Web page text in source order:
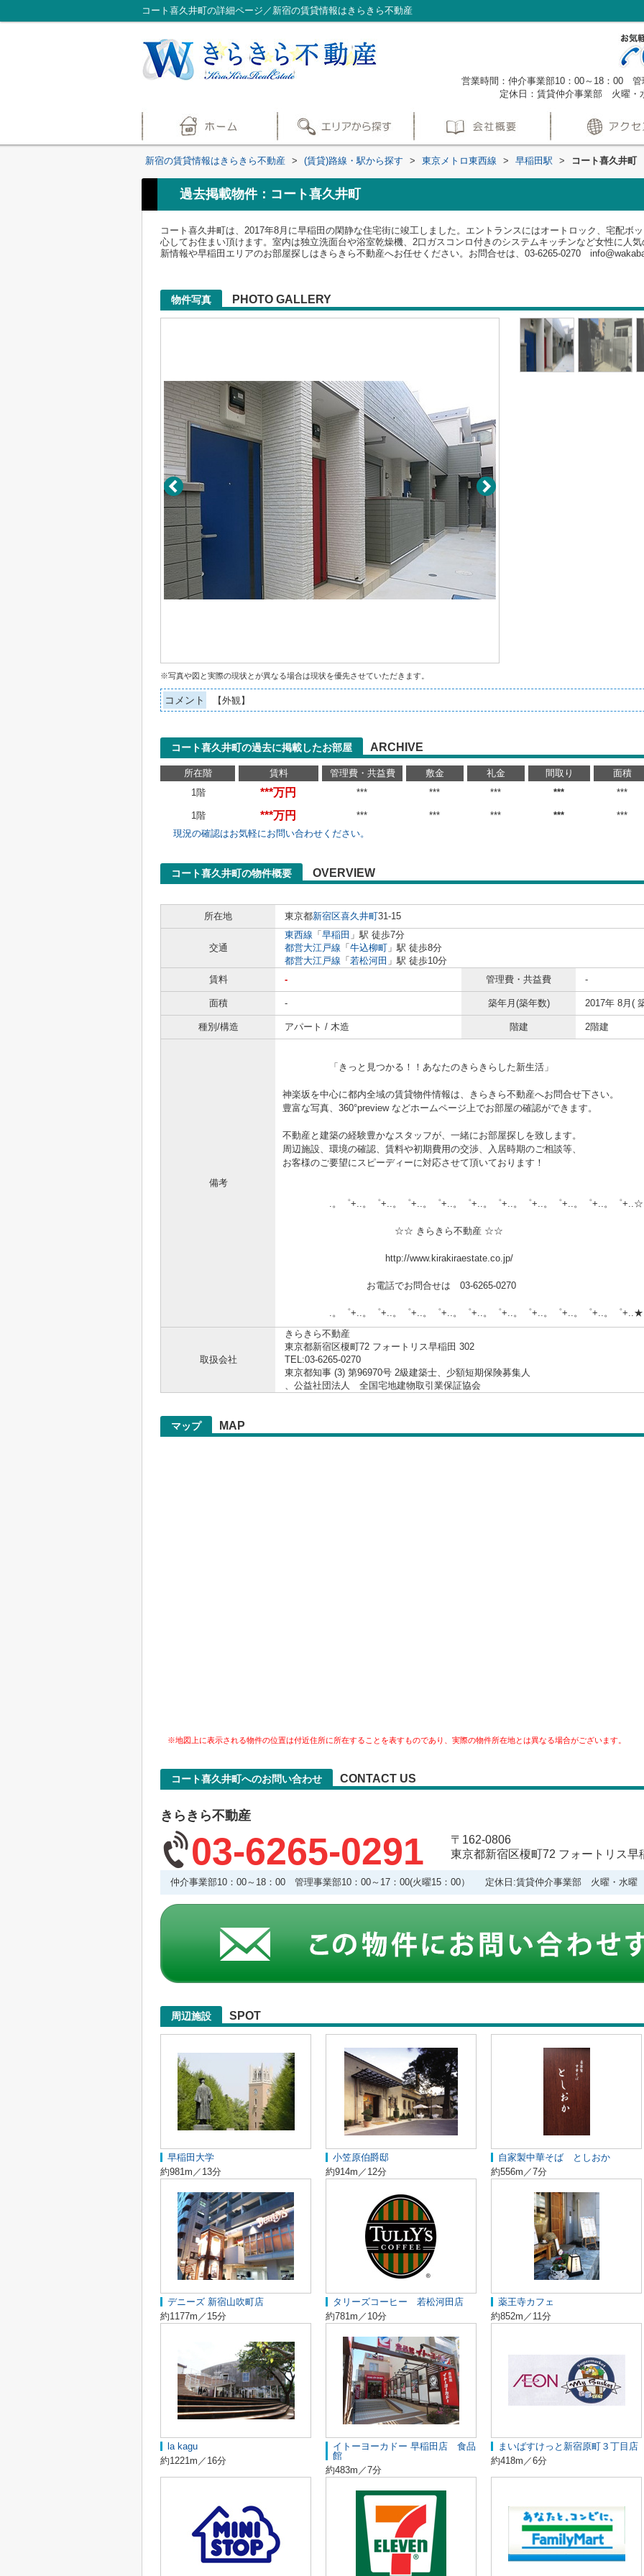
コート喜久井町の詳細ページ／新宿の賃貸情報はきらきら不動産
営業時間：仲介事業部10：00～18：00
定休日：賃貸仲介事業部 火曜
新宿の賃貸情報はきらきら不動産 > (賃貸)路線・駅から探す > 東京メトロ東西線 > 早稲田駅 > コート喜久井町
過去掲載物件：コート喜久井町
コート喜久井町は、2017年8月に早稲田の閑静な住宅街に竣工しました。エントランスにはオートロック、宅配ボ
心してお住まい頂けます。室内は独立洗面台や浴室乾燥機、2口ガスコンロ付きのシステムキッチンなど女性に人
新情報や早稲田エリアのお部屋探しはきらきら不動産へお任せください。お問合せは、03-6265-0270
物件写真 PHOTO GALLERY
※写真や図と実際の現状とが異なる場合は現状を優先させていただきます。
コメント 【外観】
コート喜久井町の過去に掲載したお部屋 ARCHIVE
所在階 賃料 管理費・共益費 敷金 礼金 間取り 面積
1階
***万円 *** *** *** *** ***
1階 ***万円 *** *** *** *** ***
現況の確認はお気軽にお問い合わせください。
コート喜久井町の物件概要 OVERVIEW
所在地
東京都新宿区喜久井町31-15
交通
東西線 「 早稲田 」駅 徒歩7分
都営大江戸線 「 牛込柳町 」駅 徒歩8分
都営大江戸線 「 若松河田 」駅 徒歩10分
賃料
- 管理費・共益費 -
面積 - 築年月(築年数) 2017年 8月(
種別/構造 アパート / 木造 階建 2階建
備考
「きっと見つかる！！あなたのきらきらした新生活」
神楽坂を中心に都内全域の賃貸物件情報は、きらきら不動産へお問合せ下さい。
豊富な写真、360°preview などホームページ上でお部屋の確認ができます。
不動産と建築の経験豊かなスタッフが、一緒にお部屋探しを致します。
周辺施設、環境の確認、賃料や初期費用の交渉、入居時期のご相談等、
お客様のご要望にスピーディーに対応させて頂いております！
.。゜+..。゜+..。゜+..。゜+..。゜+..。゜+..。゜+..。゜+..。゜+..。゜+..☆
☆☆ きらきら不動産 ☆☆
http://www.kirakiraestate.co.jp/
お電話でお問合せは 03-6265-0270
.。゜+..。゜+..。゜+..。゜+..。゜+..。゜+..。゜+..。゜+..。゜+..。゜+..★
取扱会社
きらきら不動産
東京都新宿区榎町72 フォートリス早稲田 302
TEL:03-6265-0270
東京都知事 (3) 第96970号 2級建築士、少額短期保険募集人
、公益社団法人 全国宅地建物取引業保証協会
マップ MAP
※地図上に表示される物件の位置は付近住所に所在することを表すものであり、実際の物件所在地とは異なる場合がございます。
コート喜久井町へのお問い合わせ CONTACT US
きらきら不動産
03-6265-0291
〒162-0806
東京都新宿区榎町72 フォートリス早
仲介事業部10：00～18：00 管理事業部10：00～17：00(火曜15：00） 定休日:賃貸仲介事業部 火曜・水
周辺施設 SPOT
早稲田大学
約981m／13分
小笠原伯爵邸
約914m／12分
自家製中華そば としおか
約556m／7分
デニーズ 新宿山吹町店
約1177m／15分
タリーズコーヒー 若松河田店
約781m／10分
薬王寺カフェ
約852m／11分
la kagu
約1221m／16分
イトーヨーカドー 早稲田店 食品
館
約483m／7分
まいばすけっと新宿原町３丁目店
約418m／6分